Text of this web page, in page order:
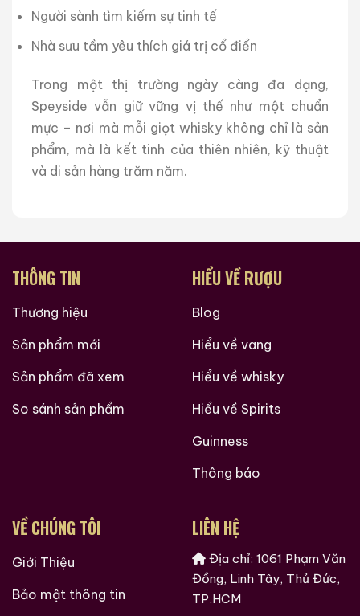
Người sành tìm kiếm sự tinh tế
Nhà sưu tầm yêu thích giá trị cổ điển
Trong một thị trường ngày càng đa dạng,
Speyside vẫn giữ vững vị thế như một chuẩn
mực – nơi mà mỗi giọt whisky không chỉ là sản
phẩm, mà là kết tinh của thiên nhiên, kỹ thuật
và di sản hàng trăm năm.
THÔNG TIN
Thương hiệu
Sản phẩm mới
Sản phẩm đã xem
So sánh sản phẩm
HIỂU VỀ RƯỢU
Blog
Hiểu về vang
Hiểu về whisky
Hiểu về Spirits
Guinness
Thông báo
VỀ CHÚNG TÔI
Giới Thiệu
Bảo mật thông tin
LIÊN HỆ
Địa chỉ: 1061 Phạm Văn
Đồng, Linh Tây, Thủ Đức,
TP.HCM